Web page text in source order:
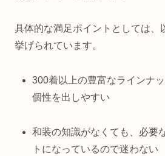
具体的な満足ポイントとしては、
挙げられています。
300着以上の豊富なラインナ
個性を出しやすい
和装の知識がなくても、必要
トになっているので迷わない